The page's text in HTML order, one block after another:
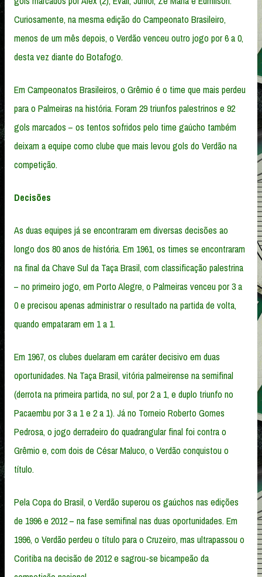
Curiosamente, na mesma edição do Campeonato Brasileiro,
menos de um mês depois, o Verdão venceu outro jogo por 6 a 0,
desta vez diante do Botafogo.
Em Campeonatos Brasileiros, o Grêmio é o time que mais perdeu
para o Palmeiras na história. Foram 29 triunfos palestrinos e 92
gols marcados – os tentos sofridos pelo time gaúcho também
deixam a equipe como clube que mais levou gols do Verdão na
competição.
Decisões
As duas equipes já se encontraram em diversas decisões ao
longo dos 80 anos de história. Em 1961, os times se encontraram
na final da Chave Sul da Taça Brasil, com classificação palestrina
– no primeiro jogo, em Porto Alegre, o Palmeiras venceu por 3 a
0 e precisou apenas administrar o resultado na partida de volta,
quando empataram em 1 a 1.
Em 1967, os clubes duelaram em caráter decisivo em duas
oportunidades. Na Taça Brasil, vitória palmeirense na semifinal
(derrota na primeira partida, no sul, por 2 a 1, e duplo triunfo no
Pacaembu por 3 a 1 e 2 a 1). Já no Torneio Roberto Gomes
Pedrosa, o jogo derradeiro do quadrangular final foi contra o
Grêmio e, com dois de César Maluco, o Verdão conquistou o
título.
Pela Copa do Brasil, o Verdão superou os gaúchos nas edições
de 1996 e 2012 – na fase semifinal nas duas oportunidades. Em
1996, o Verdão perdeu o título para o Cruzeiro, mas ultrapassou o
Coritiba na decisão de 2012 e sagrou-se bicampeão da